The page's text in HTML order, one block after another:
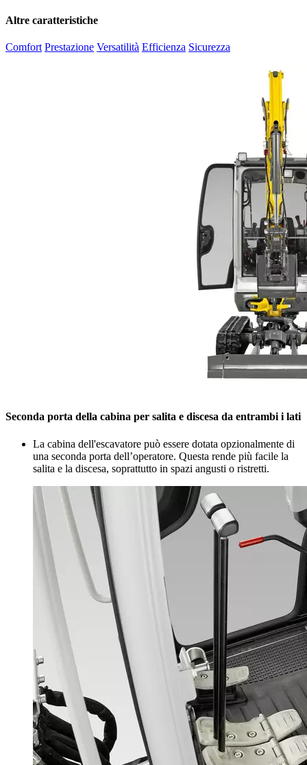
Altre caratteristiche
Comfort Prestazione Versatilità Efficienza Sicurezza
Seconda porta della cabina per salita e discesa da entrambi i lati
La cabina dell'escavatore può essere dotata opzionalmente di
una seconda porta dell’operatore. Questa rende più facile la
salita e la discesa, soprattutto in spazi angusti o ristretti.